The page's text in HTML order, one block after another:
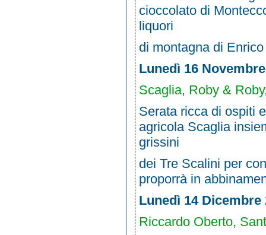
cioccolato di
liquori
di montagna di
Lunedì 16
Scaglia, Roby &
Serata ricca di ospiti
agricola Scaglia
grissini
dei Tre Scalini per
proporrà in
Lunedì 14 Dicembre
Riccardo Oberto,